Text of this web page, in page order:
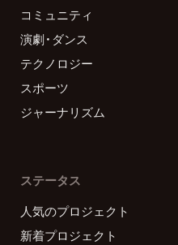
コミュニティ
演劇・ダンス
テクノロジー
スポーツ
ジャーナリズム
ステータス
人気のプロジェクト
新着プロジェクト